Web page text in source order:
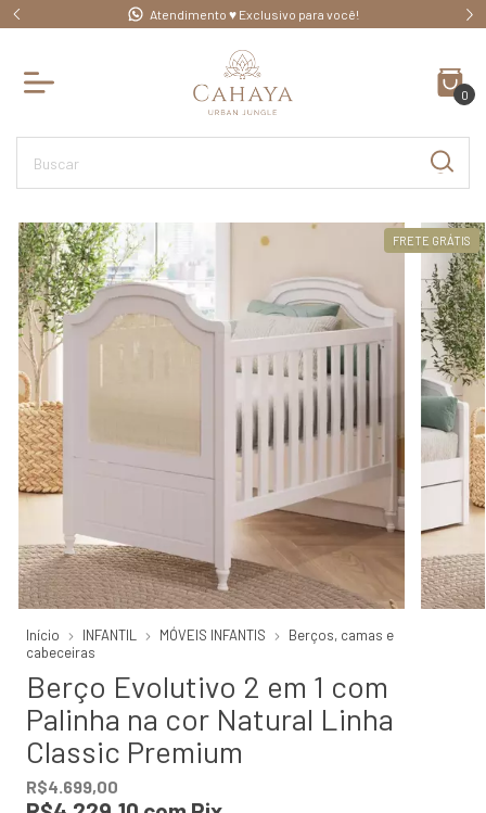
Atendimento ♥ Exclusivo para você!
0
FRETE GRÁTIS
Início INFANTIL MÓVEIS INFANTIS
Berços, camas e
cabeceiras
Berço Evolutivo 2 em 1 com
Palinha na cor Natural Linha
Classic Premium
R$4.699,00